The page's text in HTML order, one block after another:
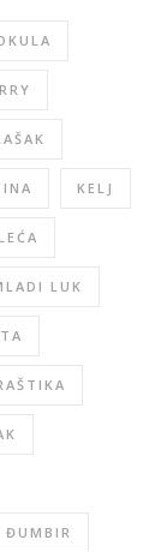
KELJ
LEĆA
LUK
ĐUMBIR